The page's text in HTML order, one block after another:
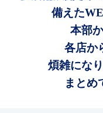
備えた
本部
各店か
煩雑にな
まとめ